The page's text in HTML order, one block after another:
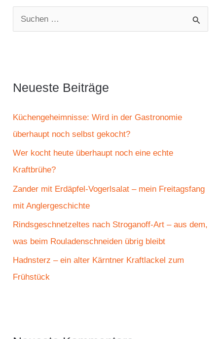
u
e
n
a
c
h
Neueste Beiträge
Küchengeheimnisse: Wird in der Gastronomie
überhaupt noch selbst gekocht?
Wer kocht heute überhaupt noch eine echte
Kraftbrühe?
Zander mit Erdäpfel-Vogerlsalat – mein Freitagsfang
mit Anglergeschichte
Rindsgeschnetzeltes nach Stroganoff-Art – aus dem,
was beim Rouladenschneiden übrig bleibt
Hadnsterz – ein alter Kärntner Kraftlackel zum
Frühstück